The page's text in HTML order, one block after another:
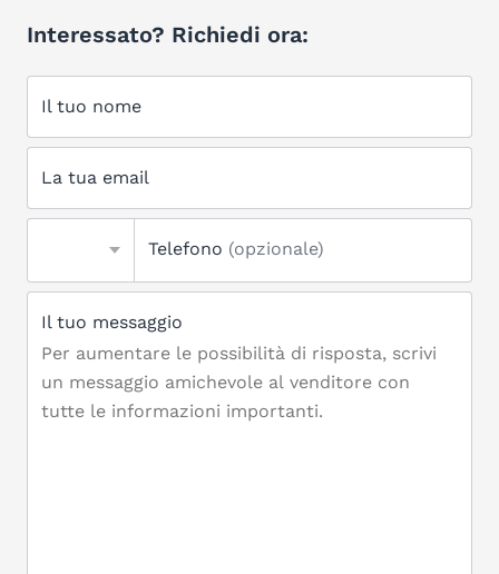
Interessato? Richiedi ora:
Il tuo nome
La tua email
Telefono (opzionale)
Il tuo messaggio